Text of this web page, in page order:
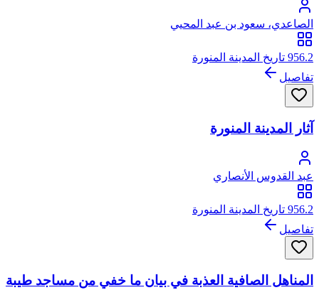
الصاعدي، سعود بن عبد المحيي
956.2 تاريخ المدينة المنورة
تفاصيل
آثار المدينة المنورة
عبد القدوس الأنصاري
956.2 تاريخ المدينة المنورة
تفاصيل
المناهل الصافية العذبة في بيان ما خفي من مساجد طيبة